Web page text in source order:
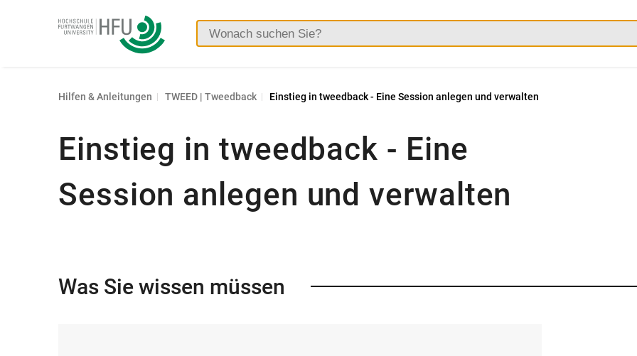
Hochschule
Furtwangen
Hilfen & Anleitungen TWEED | Tweedback Einstieg in tweedback - Eine Session anlegen und verwalten
Einstieg in tweedback - Eine
Session anlegen und verwalten
Was Sie wissen müssen